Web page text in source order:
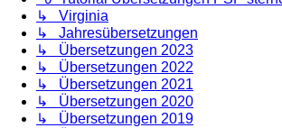
↳ Virginia
↳ Jahresübersetzungen
↳ Übersetzungen 2023
↳ Übersetzungen 2022
↳ Übersetzungen 2021
↳ Übersetzungen 2020
↳ Übersetzungen 2019